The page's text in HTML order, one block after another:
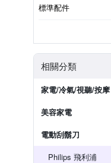
標準配件
相關分類
家電/冷氣/視聽/按摩
美容家電
電動刮鬍刀
Philips 飛利浦